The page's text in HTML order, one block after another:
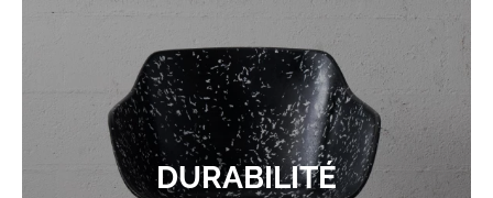
DURABILITÉ